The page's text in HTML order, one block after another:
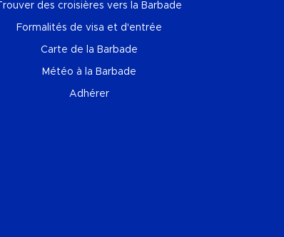
Trouver des croisières vers la Barbade
Formalités de visa et d'entrée
Carte de la Barbade
Météo à la Barbade
Adhérer